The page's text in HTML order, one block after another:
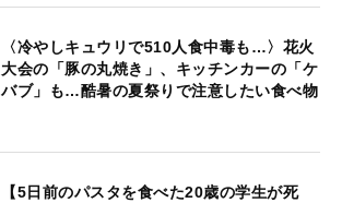
〈冷やしキュウリで510人食中毒も…〉花火
大会の「豚の丸焼き」、キッチンカーの「ケ
バブ」も…酷暑の夏祭りで注意したい食べ物
【5日前のパスタを食べた20歳の学生が死